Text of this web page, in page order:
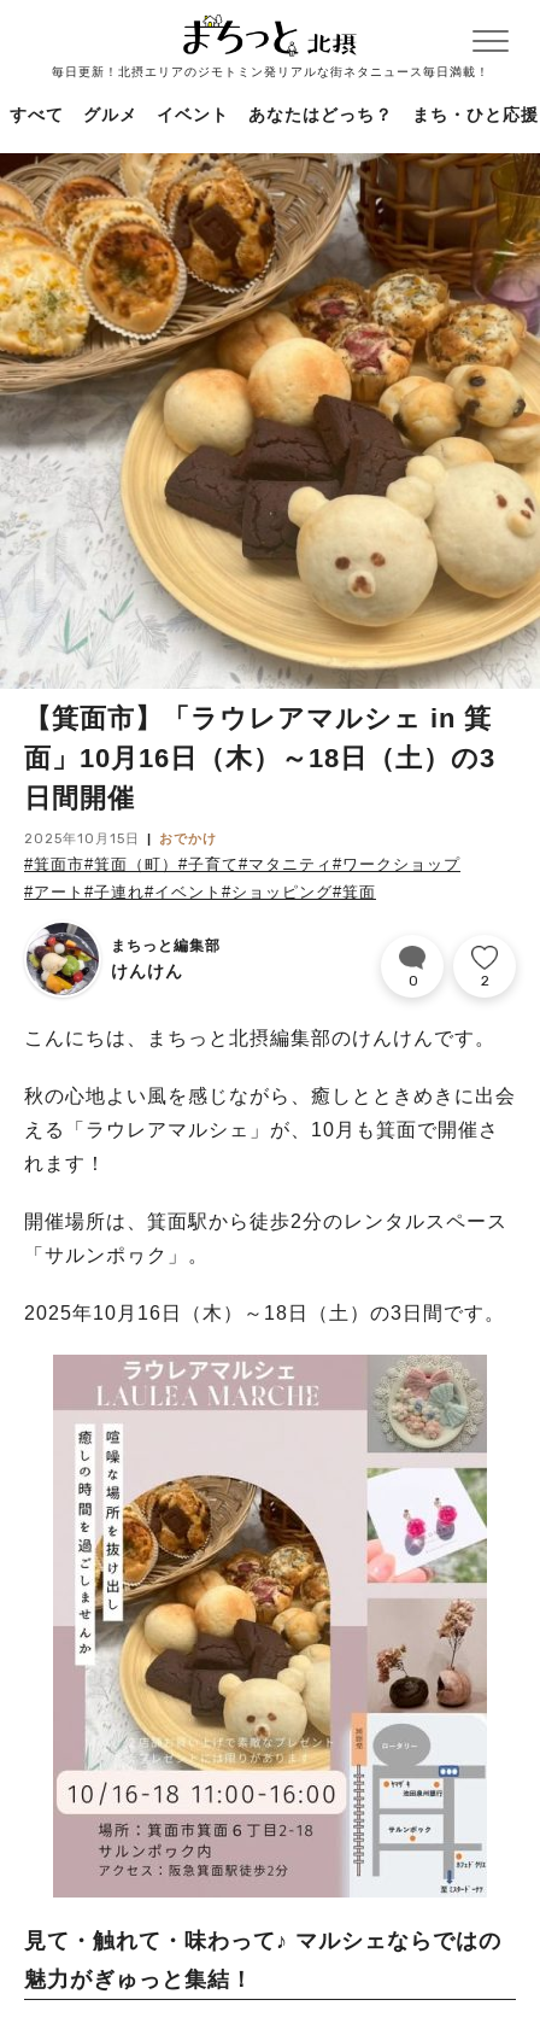
毎日更新！北摂エリアのジモトミン発リアルな街ネタニュース毎日満載！
すべて グルメ イベント あなたはどっち？ まち・ひと応援
【箕面市】「ラウレアマルシェ in 箕
面」10月16日（木）～18日（土）の3
日間開催
2025年10月15日 おでかけ
#箕面市#箕面（町） #子育て#マタニティ #ワークショップ
#アート #子連れ#イベント #ショッピング#箕面
まちっと編集部
けんけん 0 2
こんにちは、まちっと北摂編集部のけんけんです。
秋の心地よい風を感じながら、癒しとときめきに出会
える「ラウレアマルシェ」が、10月も箕面で開催さ
れます！
開催場所は、箕面駅から徒歩2分のレンタルスペース
「サルンポヮク」。
2025年10月16日（木）～18日（土）の3日間です。
見て・触れて・味わって♪ マルシェならではの
魅力がぎゅっと集結！